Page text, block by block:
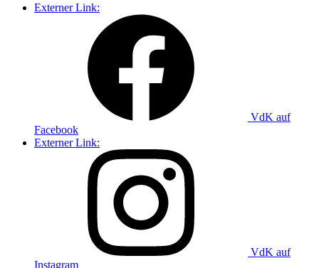
Externer Link:
VdK auf
Facebook
Externer Link:
VdK auf
Instagram